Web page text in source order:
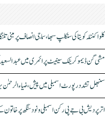
کلواکنٹلہ کویتا کی سنکلپ سبھا، سماجی انصاف پر
مشی گن ڈیموکریٹک سینیٹ پرائمری میں عبدالسعید
سنبھل تشدد رپورٹ اسمبلی میں پیش، ضیاء
اتر پردیش بی جے پی رکن اسمبلی ونود سنگھ پر